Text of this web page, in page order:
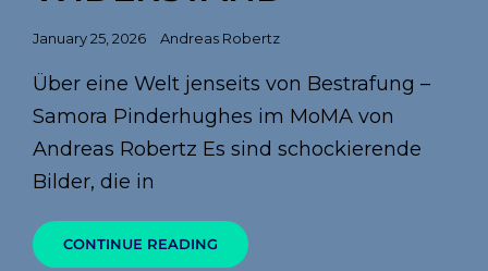
Posted
January 25, 2026 Andreas Robertz
Über eine Welt jenseits von Bestrafung –
Samora Pinderhughes im MoMA von
Andreas Robertz Es sind schockierende
Bilder, die in
CONTINUE READING HEILEN
IST